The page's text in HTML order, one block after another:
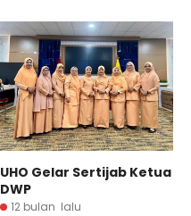
UHO Gelar Sertijab Ketua
DWP
12 bulan lalu